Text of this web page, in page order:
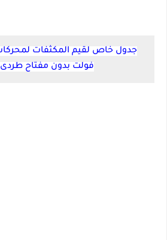
فولت بدون مفتاح